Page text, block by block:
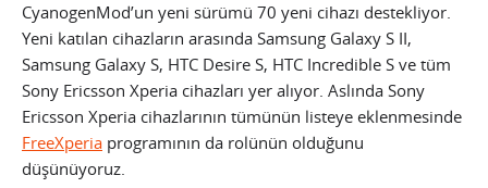
CyanogenMod’un yeni sürümü 70 yeni cihazı destekliyor.
Yeni katılan cihazların arasında Samsung Galaxy S II,
Samsung Galaxy S, HTC Desire S, HTC Incredible S ve tüm
Sony Ericsson Xperia cihazları yer alıyor. Aslında Sony
Ericsson Xperia cihazlarının tümünün listeye eklenmesinde
FreeXperia programının da rolünün olduğunu
düşünüyoruz.